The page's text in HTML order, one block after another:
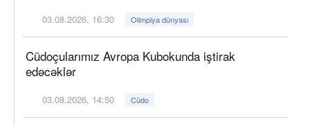
03.08.2026, 16:30 Olimpiya dünyası
Cüdoçularımız Avropa Kubokunda iştirak
edəcəklər
03.08.2026, 14:50 Cüdo